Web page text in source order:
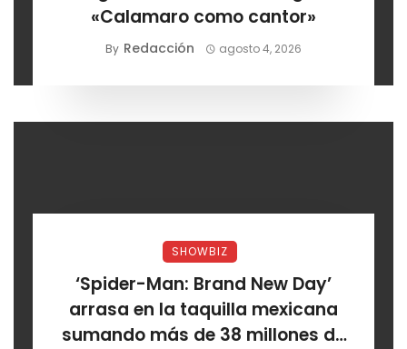
«Calamaro como cantor»
By Redacción agosto 4, 2026
SHOWBIZ
‘Spider-Man: Brand New Day’
arrasa en la taquilla mexicana
sumando más de 38 millones de